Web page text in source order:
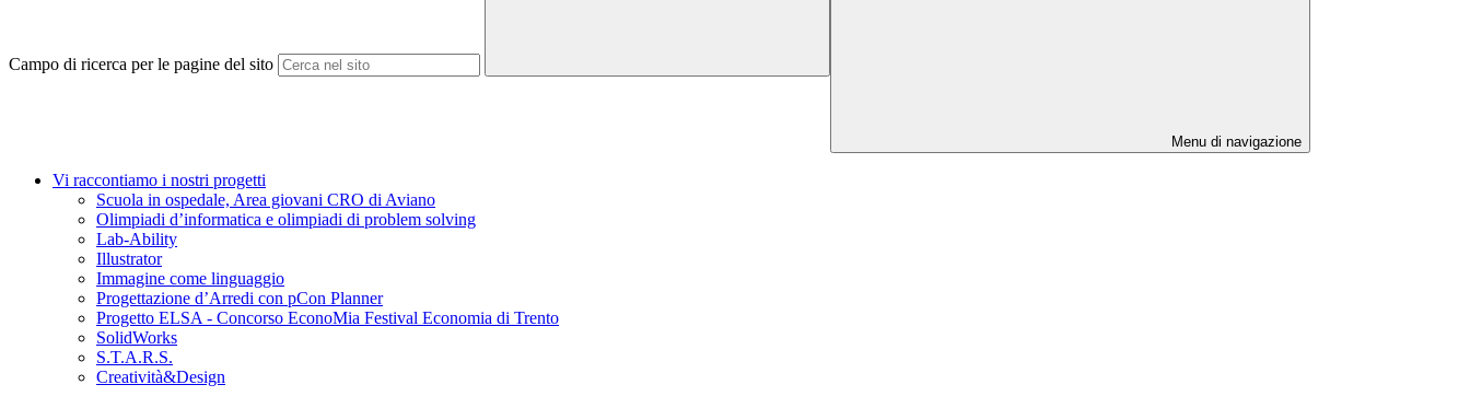
Campo di ricerca per le pagine del sito
Menu di navigazione
Vi raccontiamo i nostri progetti
Scuola in ospedale, Area giovani CRO di Aviano
Olimpiadi d’informatica e olimpiadi di problem solving
Lab-Ability
Illustrator
Immagine come linguaggio
Progettazione d’Arredi con pCon Planner
Progetto ELSA - Concorso EconoMia Festival Economia di Trento
SolidWorks
S.T.A.R.S.
Creatività&Design